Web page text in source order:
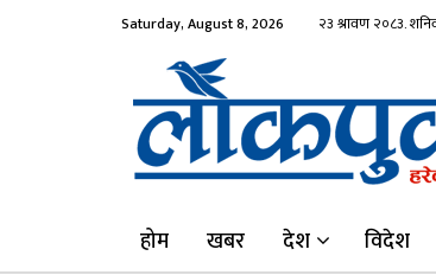
Saturday, August 8, 2026
होम खबर देश विदेश